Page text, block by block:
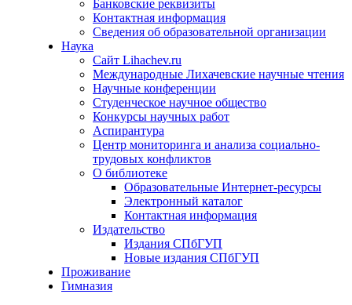
Банковские реквизиты
Контактная информация
Сведения об образовательной организации
Наука
Сайт Lihachev.ru
Международные Лихачевские научные чтения
Научные конференции
Студенческое научное общество
Конкурсы научных работ
Аспирантура
Центр мониторинга и анализа социально-
трудовых конфликтов
О библиотеке
Образовательные Интернет-ресурсы
Электронный каталог
Контактная информация
Издательство
Издания СПбГУП
Новые издания СПбГУП
Проживание
Гимназия